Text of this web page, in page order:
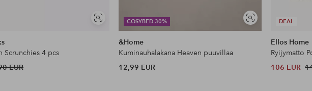
Näytä
samankaltaisia
Scrunchies 4 pcs
EUR
COSYBED 30%
Näytä
samankaltaisia
&Home
Kuminauhalakana Heaven puuvillaa
12,99 EUR
DEAL
Ellos Home
Ryijymatto
106 EUR